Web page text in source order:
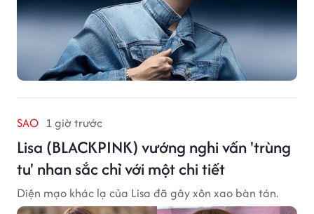
SAO 1 giờ trước
Lisa (BLACKPINK) vướng nghi vấn 'trùng
tu' nhan sắc chỉ với một chi tiết
Diện mạo khác lạ của Lisa đã gây xôn xao bàn tán.